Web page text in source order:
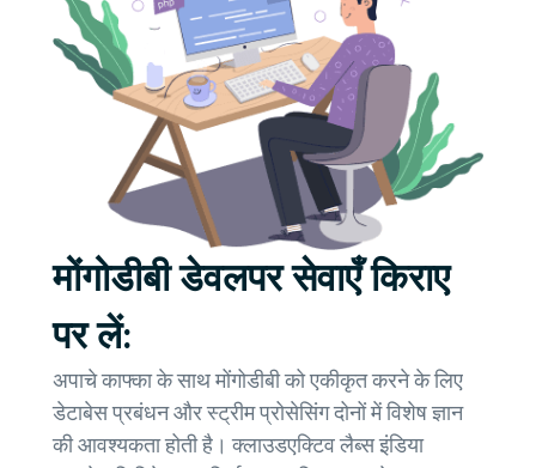
मोंगोडीबी डेवलपर सेवाएँ किराए
पर लें:
अपाचे काफ्का के साथ मोंगोडीबी को एकीकृत करने के लिए
डेटाबेस प्रबंधन और स्ट्रीम प्रोसेसिंग दोनों में विशेष ज्ञान
की आवश्यकता होती है। क्लाउडएक्टिव लैब्स इंडिया